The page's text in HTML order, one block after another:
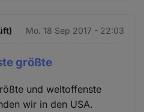
Mo. 18 Sep 2017 - 22:03
größte
und weltoffenste
wir in den USA.